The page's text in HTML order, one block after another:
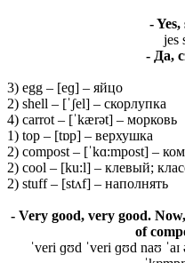
- Yes,
jes
- Да,
3) egg – [eɡ] – яйцо
2) shell – [ˈʃel] – скорлупка
4) carrot – [ˈkærət] – морковь
1) top – [tɒp] – верхушка
2) compost – [ˈkɑ:mpost] –
2) cool – [ku:l] – клевый;
2) stuff – [stʌf] – наполнять
- Very good, very good.
of
ˈveri ɡʊd ˈveri ɡʊd naʊ ˈaɪ